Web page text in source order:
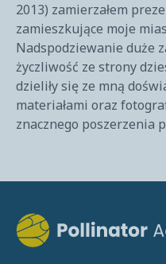
2013) zamierzałem
zamieszkujące moje
Nadspodziewanie duże
życzliwość ze strony
dzieliły się ze mną
materiałami oraz
znacznego poszerzenia